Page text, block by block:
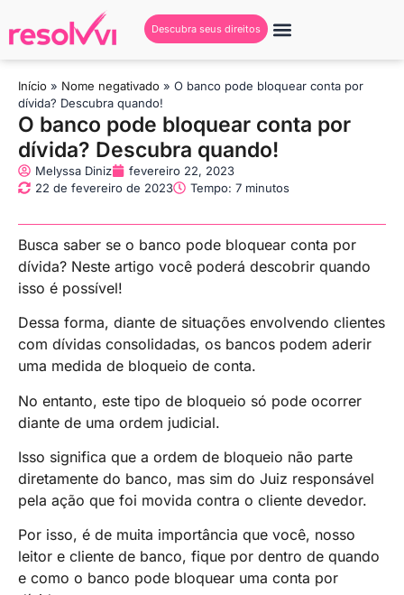
Descubra seus direitos
Início » Nome negativado » O banco pode bloquear conta por
dívida? Descubra quando!
O banco pode bloquear conta por
dívida? Descubra quando!
Melyssa Diniz
fevereiro 22, 2023
22 de fevereiro de 2023
Tempo: 7 minutos
Busca saber se o banco pode bloquear conta por
dívida? Neste artigo você poderá descobrir quando
isso é possível!
Dessa forma, diante de situações envolvendo clientes
com dívidas consolidadas, os bancos podem aderir
uma medida de bloqueio de conta.
No entanto, este tipo de bloqueio só pode ocorrer
diante de uma ordem judicial.
Isso significa que a ordem de bloqueio não parte
diretamente do banco, mas sim do Juiz responsável
pela ação que foi movida contra o cliente devedor.
Por isso, é de muita importância que você, nosso
leitor e cliente de banco, fique por dentro de quando
e como o banco pode bloquear uma conta por